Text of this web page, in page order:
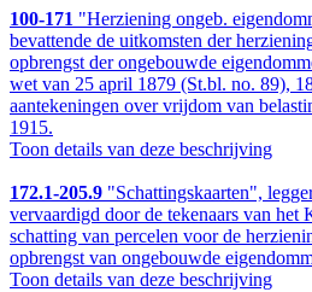
100-171 "Herziening ongeb.
bevattende de uitkomsten der
opbrengst der ongebouwde
wet van 25 april 1879 (St.bl. no. 89),
aantekeningen over vrijdom van
1915.
Toon details van deze beschrijving
172.1-205.9 "Schattingskaarten",
vervaardigd door de tekenaars van het
schatting van percelen voor de
opbrengst van ongebouwde
Toon details van deze beschrijving